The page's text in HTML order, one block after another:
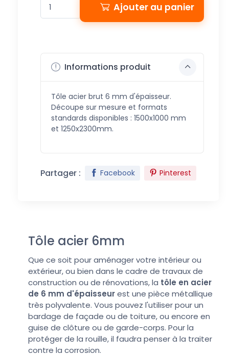
Ajouter au panier
Informations produit
Tôle acier brut 6 mm d'épaisseur.
Découpe sur mesure et formats
standards disponibles : 1500x1000 mm
et 1250x2300mm.
Partager : Facebook Pinterest
Tôle acier 6mm
Que ce soit pour aménager votre intérieur ou
extérieur, ou bien dans le cadre de travaux de
construction ou de rénovations, la tôle en acier
de 6 mm d'épaisseurest une pièce métallique
très polyvalente. Vous pouvez l'utiliser pour un
bardage de façade ou de toiture, ou encore en
guise de clôture ou de garde-corps. Pour la
protéger de la rouille, il faudra penser à la traiter
contre la corrosion.